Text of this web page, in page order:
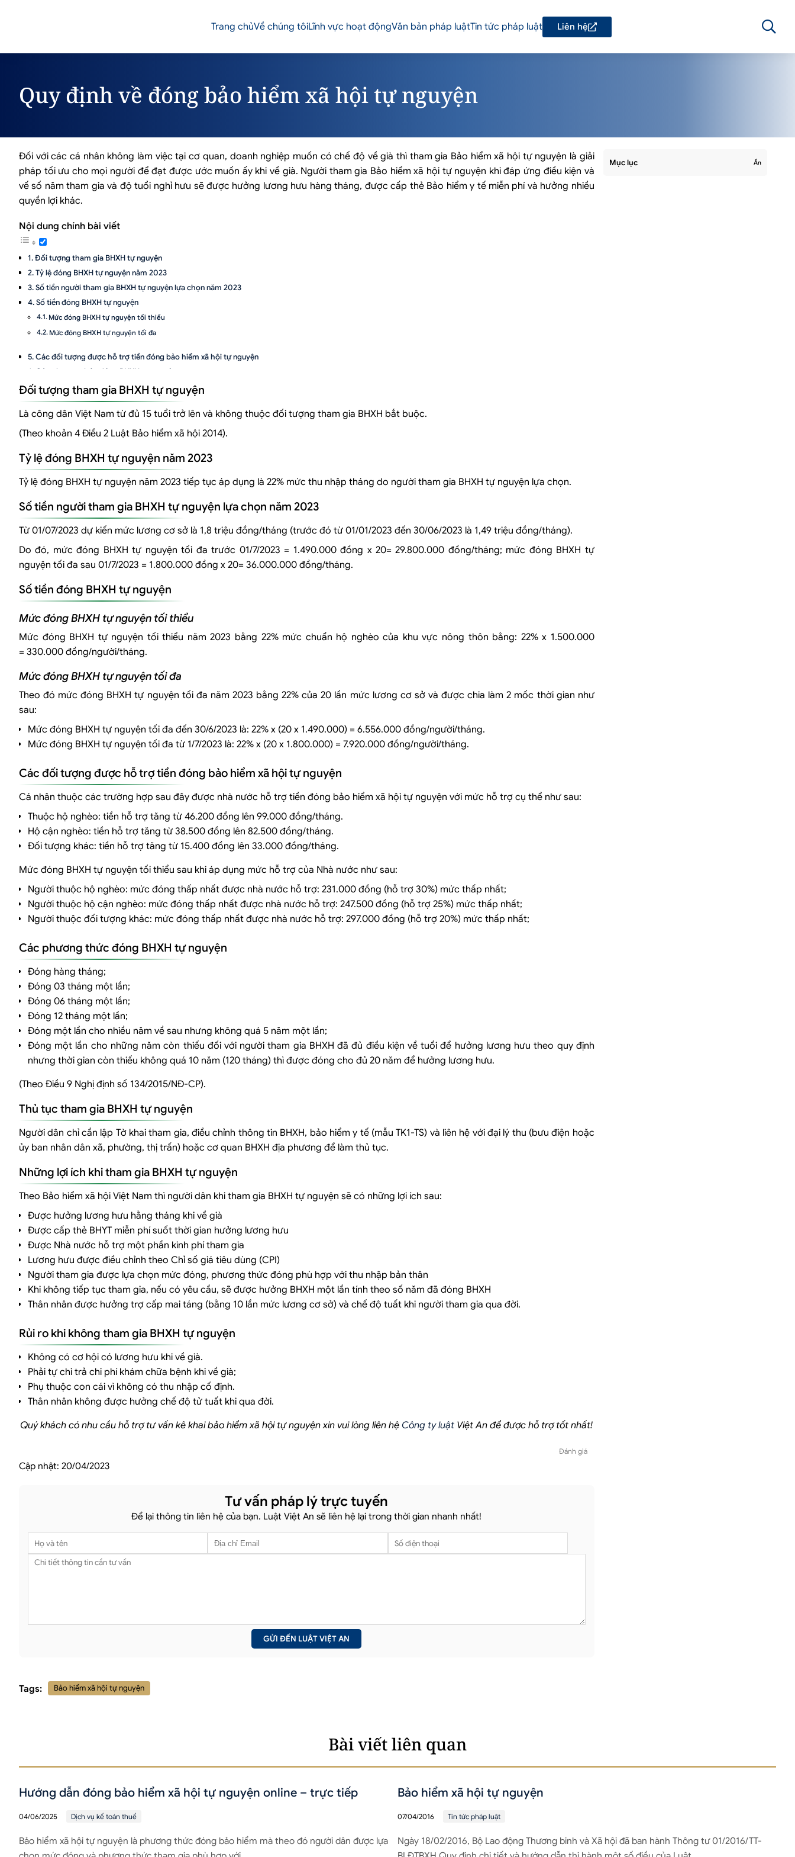
Trang chủVề chúng tôiLĩnh vực hoạt độngVăn bản pháp luậtTin tức pháp luật Liên hệ
Quy định về đóng bảo hiểm xã hội tự nguyện
Đối với các cá nhân không làm việc tại cơ quan, doanh nghiệp muốn có chế độ về già thì tham gia Bảo hiểm xã hội tự nguyện là giải
pháp tối ưu cho mọi người để đạt được ước muốn ấy khi về già. Người tham gia Bảo hiểm xã hội tự nguyện khi đáp ứng điều kiện và
vế số năm tham gia và độ tuổi nghỉ hưu sẽ được hưởng lương hưu hàng tháng, được cấp thẻ Bảo hiểm y tế miễn phí và hưởng nhiều
quyền lợi khác.
Nội dung chính bài viết
Đối tượng tham gia BHXH tự nguyện
Tỷ lệ đóng BHXH tự nguyện năm 2023
Số tiền người tham gia BHXH tự nguyện lựa chọn năm 2023
Số tiền đóng BHXH tự nguyện
Mức đóng BHXH tự nguyện tối thiểu
Mức đóng BHXH tự nguyện tối đa
Các đối tượng được hỗ trợ tiền đóng bảo hiểm xã hội tự nguyện
Các phương thức đóng BHXH tự nguyện
Thủ tục tham gia BHXH tự nguyện
Những lợi ích khi tham gia BHXH tự nguyện
Rủi ro khi không tham gia BHXH tự nguyện
Đối tượng tham gia BHXH tự nguyện
Là công dân Việt Nam từ đủ 15 tuổi trở lên và không thuộc đối tượng tham gia BHXH bắt buộc.
(Theo khoản 4 Điều 2 Luật Bảo hiểm xã hội 2014).
Tỷ lệ đóng BHXH tự nguyện năm 2023
Tỷ lệ đóng BHXH tự nguyện năm 2023 tiếp tục áp dụng là 22% mức thu nhập tháng do người tham gia BHXH tự nguyện lựa chọn.
Số tiền người tham gia BHXH tự nguyện lựa chọn năm 2023
Từ 01/07/2023 dự kiến mức lương cơ sở là 1,8 triệu đồng/tháng (trước đó từ 01/01/2023 đến 30/06/2023 là 1,49 triệu đồng/tháng).
Do đó, mức đóng BHXH tự nguyện tối đa trước 01/7/2023 = 1.490.000 đồng x 20= 29.800.000 đồng/tháng; mức đóng BHXH tự
nguyện tối đa sau 01/7/2023 = 1.800.000 đồng x 20= 36.000.000 đồng/tháng.
Số tiền đóng BHXH tự nguyện
Mức đóng BHXH tự nguyện tối thiểu
Mức đóng BHXH tự nguyện tối thiểu năm 2023 bằng 22% mức chuẩn hộ nghèo của khu vực nông thôn bằng: 22% x 1.500.000
= 330.000 đồng/người/tháng.
Mức đóng BHXH tự nguyện tối đa
Theo đó mức đóng BHXH tự nguyện tối đa năm 2023 bằng 22% của 20 lần mức lương cơ sở và được chia làm 2 mốc thời gian như
sau:
Mức đóng BHXH tự nguyện tối đa đến 30/6/2023 là: 22% x (20 x 1.490.000) = 6.556.000 đồng/người/tháng.
Mức đóng BHXH tự nguyện tối đa từ 1/7/2023 là: 22% x (20 x 1.800.000) = 7.920.000 đồng/người/tháng.
Các đối tượng được hỗ trợ tiền đóng bảo hiểm xã hội tự nguyện
Cá nhân thuộc các trường hợp sau đây được nhà nước hỗ trợ tiền đóng bảo hiểm xã hội tự nguyện với mức hỗ trợ cụ thể như sau:
Thuộc hộ nghèo: tiền hỗ trợ tăng từ 46.200 đồng lên 99.000 đồng/tháng.
Hộ cận nghèo: tiền hỗ trợ tăng từ 38.500 đồng lên 82.500 đồng/tháng.
Đối tượng khác: tiền hỗ trợ tăng từ 15.400 đồng lên 33.000 đồng/tháng.
Mức đóng BHXH tự nguyện tối thiểu sau khi áp dụng mức hỗ trợ của Nhà nước như sau:
Người thuộc hộ nghèo: mức đóng thấp nhất được nhà nước hỗ trợ: 231.000 đồng (hỗ trợ 30%) mức thấp nhất;
Người thuộc hộ cận nghèo: mức đóng thấp nhất được nhà nước hỗ trợ: 247.500 đồng (hỗ trợ 25%) mức thấp nhất;
Người thuộc đối tượng khác: mức đóng thấp nhất được nhà nước hỗ trợ: 297.000 đồng (hỗ trợ 20%) mức thấp nhất;
Các phương thức đóng BHXH tự nguyện
Đóng hàng tháng;
Đóng 03 tháng một lần;
Đóng 06 tháng một lần;
Đóng 12 tháng một lần;
Đóng một lần cho nhiều năm về sau nhưng không quá 5 năm một lần;
Đóng một lần cho những năm còn thiếu đối với người tham gia BHXH đã đủ điều kiện về tuổi để hưởng lương hưu theo quy định
nhưng thời gian còn thiếu không quá 10 năm (120 tháng) thì được đóng cho đủ 20 năm để hưởng lương hưu.
(Theo Điều 9 Nghị định số 134/2015/NĐ-CP).
Thủ tục tham gia BHXH tự nguyện
Người dân chỉ cần lập Tờ khai tham gia, điều chỉnh thông tin BHXH, bảo hiểm y tế (mẫu TK1-TS) và liên hệ với đại lý thu (bưu điện hoặc
ủy ban nhân dân xã, phường, thị trấn) hoặc cơ quan BHXH địa phương để làm thủ tục.
Những lợi ích khi tham gia BHXH tự nguyện
Theo Bảo hiểm xã hội Việt Nam thì người dân khi tham gia BHXH tự nguyện sẽ có những lợi ích sau:
Được hưởng lương hưu hằng tháng khi về già
Được cấp thẻ BHYT miễn phí suốt thời gian hưởng lương hưu
Được Nhà nước hỗ trợ một phần kinh phí tham gia
Lương hưu được điều chỉnh theo Chỉ số giá tiêu dùng (CPI)
Người tham gia được lựa chọn mức đóng, phương thức đóng phù hợp với thu nhập bản thân
Khi không tiếp tục tham gia, nếu có yêu cầu, sẽ được hưởng BHXH một lần tính theo số năm đã đóng BHXH
Thân nhân được hưởng trợ cấp mai táng (bằng 10 lần mức lương cơ sở) và chế độ tuất khi người tham gia qua đời.
Rủi ro khi không tham gia BHXH tự nguyện
Không có cơ hội có lương hưu khi về già.
Phải tự chi trả chi phí khám chữa bệnh khi về già;
Phụ thuộc con cái vì không có thu nhập cố định.
Thân nhân không được hưởng chế độ tử tuất khi qua đời.
Quý khách có nhu cầu hỗ trợ tư vấn kê khai bảo hiểm xã hội tự nguyện xin vui lòng liên hệ Công ty luật Việt An để được hỗ trợ tốt nhất!
Đánh giá
Cập nhật: 20/04/2023
Tư vấn pháp lý trực tuyến
Để lại thông tin liên hệ của bạn. Luật Việt An sẽ liên hệ lại trong thời gian nhanh nhất!
Tags: Bảo hiểm xã hội tự nguyện
Mục lục Ẩn
Bài viết liên quan
Hướng dẫn đóng bảo hiểm xã hội tự nguyện online – trực tiếp
04/06/2025 Dịch vụ kế toán thuế
Bảo hiểm xã hội tự nguyện là phương thức đóng bảo hiểm mà theo đó người dân được lựa
Bảo hiểm xã hội tự nguyện
07/04/2016 Tin tức pháp luật
Ngày 18/02/2016, Bộ Lao động Thương binh và Xã hội đã ban hành Thông tư 01/2016/TT-